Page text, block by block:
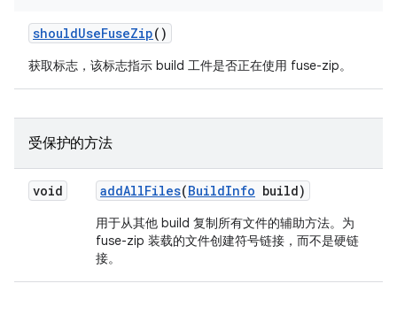
shouldUseFuseZip()
获取标志，该标志指示 build 工件是否正在使用 fuse-zip。
受保护的方法
void addAllFiles(BuildInfo build)
用于从其他 build 复制所有文件的辅助方法。为
fuse-zip 装载的文件创建符号链接，而不是硬链
接。